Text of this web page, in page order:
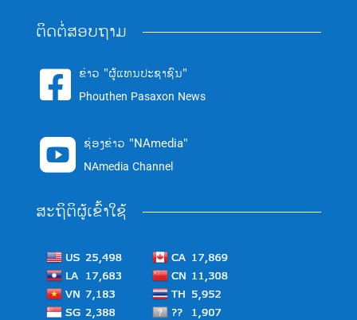
ຕິດຕໍ່ສອບຖາມ
 ຂ່າວ "ຜູ້ແທນປະຊາຊົນ"
Phouthen Pasaxon News
 ຊ່ອງຂ່າວ "NAmedia"
NAmedia Channel
ສະຖິຕິຜູ້ເຂົ້າໃຊ້